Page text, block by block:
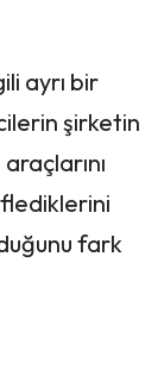
ayrı bir
şirketin
fark